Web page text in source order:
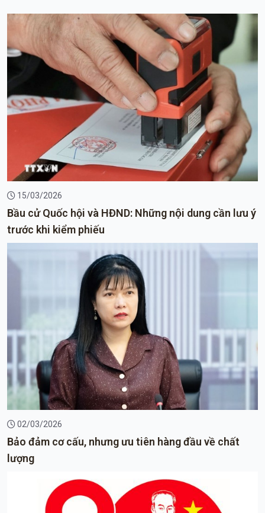
15/03/2026
Bầu cử Quốc hội và HĐND: Những nội dung cần lưu ý
trước khi kiểm phiếu
02/03/2026
Bảo đảm cơ cấu, nhưng ưu tiên hàng đầu về chất
lượng